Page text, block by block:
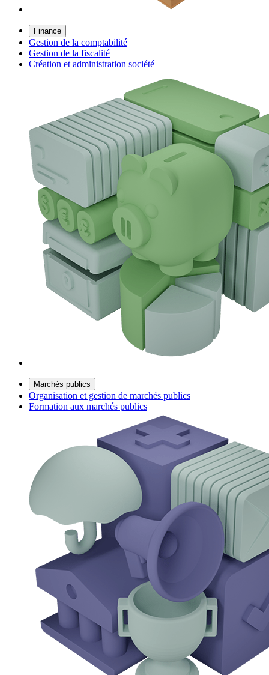
Finance
Gestion de la comptabilité
Gestion de la fiscalité
Création et administration société
Marchés publics
Organisation et gestion de marchés publics
Formation aux marchés publics